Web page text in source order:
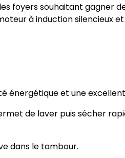
foyers souhaitant gagner
à induction silencieux et
énergétique et une
de laver puis sécher
dans le tambour.